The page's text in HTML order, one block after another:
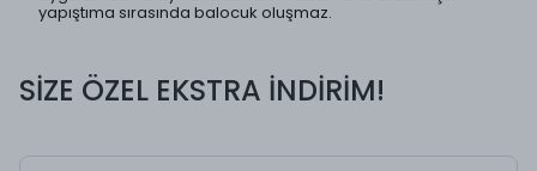
yapıştıma sırasında balocuk oluşmaz.
SİZE ÖZEL EKSTRA İNDİRİM!